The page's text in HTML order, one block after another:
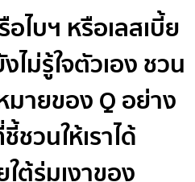
ไบฯ หรือเลสเบี้ย
ไม่รู้ใจตัวเอง ชวน
ายของ Q อย่าง
ชวนให้เราได้
ต้ร่มเงาของ